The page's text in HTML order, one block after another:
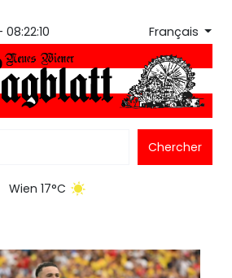
Français
Chercher
Wien 17°C